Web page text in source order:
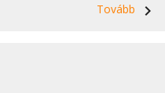
Tovább
navigate_next